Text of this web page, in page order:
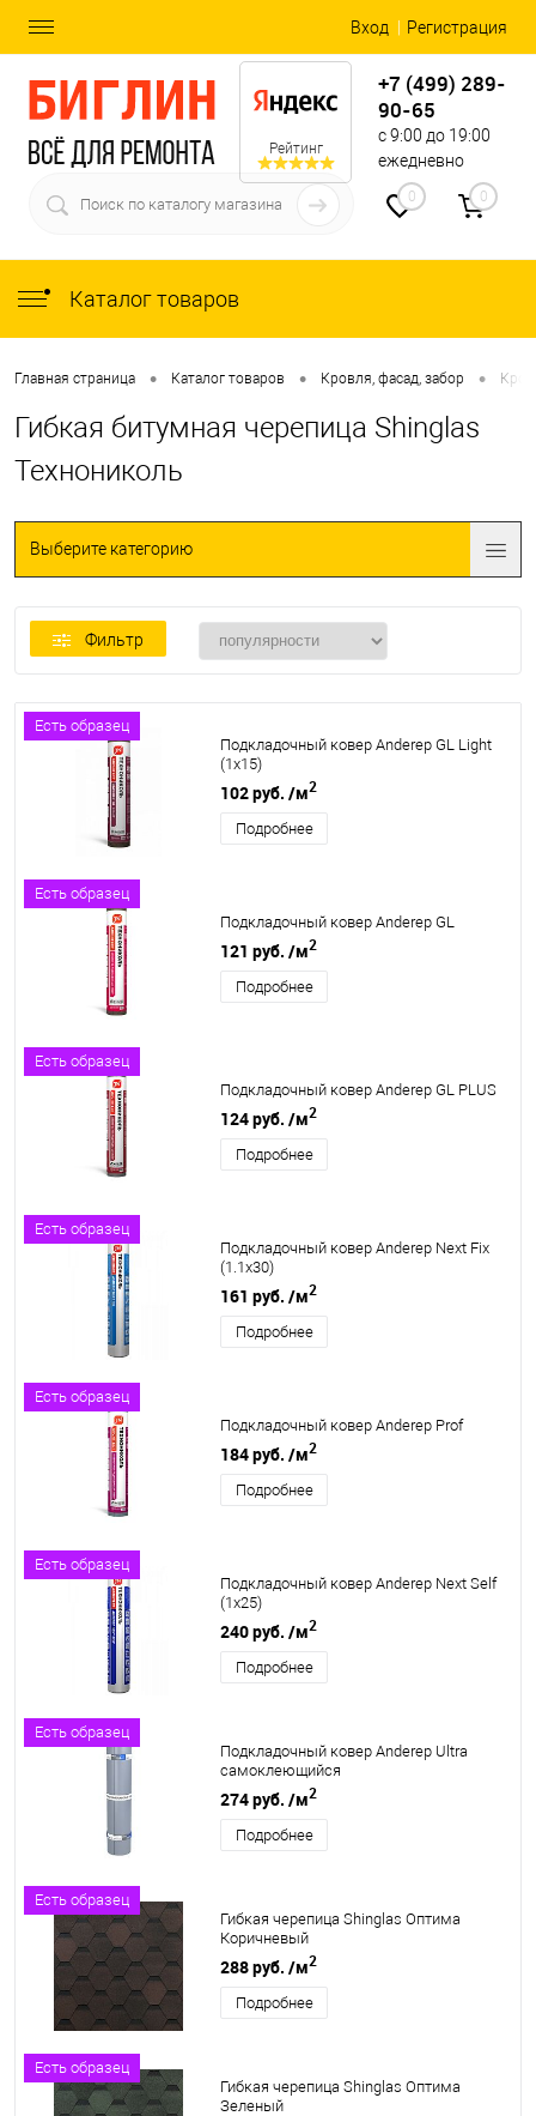
Вход Регистрация
Рейтинг
+7 (499) 289-
90-65
с 9:00 до 19:00
ежедневно
0 0
Каталог товаров
Главная страница • Каталог товаров • Кровля, фасад, забор •
Гибкая битумная черепица Shinglas
Технониколь
Выберите категорию
Фильтр
Есть образец
Подкладочный ковер Anderep GL Light
(1х15)
102 руб. /м2
Подробнее
Есть образец
Подкладочный ковер Anderep GL
121 руб. /м2
Подробнее
Есть образец
Подкладочный ковер Anderep GL PLUS
124 руб. /м2
Подробнее
Есть образец
Подкладочный ковер Anderep Next Fix
(1.1х30)
161 руб. /м2
Подробнее
Есть образец
Подкладочный ковер Anderep Prof
184 руб. /м2
Подробнее
Есть образец
Подкладочный ковер Anderep Next Self
(1х25)
240 руб. /м2
Подробнее
Есть образец
Подкладочный ковер Anderep Ultra
самоклеющийся
274 руб. /м2
Подробнее
Есть образец
Гибкая черепица Shinglas Оптима
Коричневый
288 руб. /м2
Подробнее
Есть образец
Гибкая черепица Shinglas Оптима
Зеленый